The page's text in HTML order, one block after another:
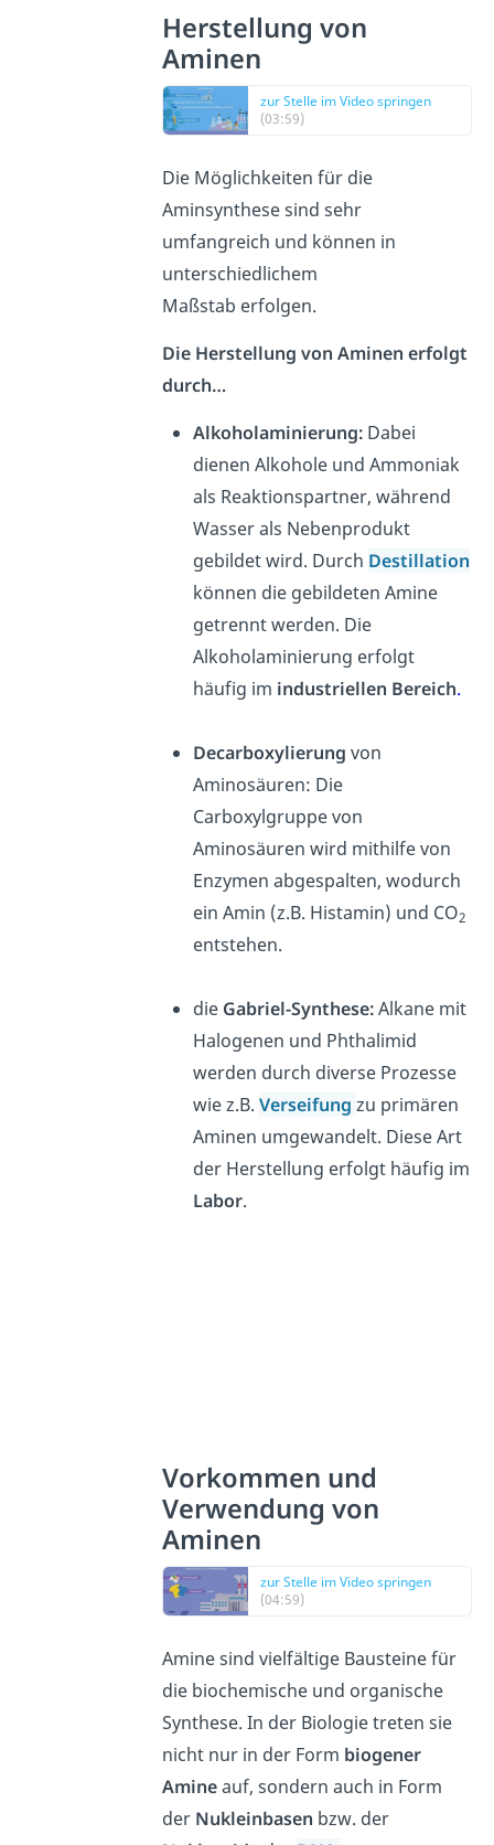
Herstellung von
Aminen
zur Stelle im Video springen
(03:59)
Die Möglichkeiten für die
Aminsynthese sind sehr
umfangreich und können in
unterschiedlichem
Maßstab erfolgen.
Die Herstellung von Aminen erfolgt
durch…
Alkoholaminierung: Dabei
dienen Alkohole und Ammoniak
als Reaktionspartner, während
Wasser als Nebenprodukt
gebildet wird. Durch Destillation
können die gebildeten Amine
getrennt werden. Die
Alkoholaminierung erfolgt
häufig im industriellen Bereich.
Decarboxylierungvon
Aminosäuren: Die
Carboxylgruppe von
Aminosäuren wird mithilfe von
Enzymen abgespalten, wodurch
ein Amin (z.B. Histamin) und CO2
entstehen.
die Gabriel-Synthese:Alkane mit
Halogenen und Phthalimid
werden durch diverse Prozesse
wie z.B.Verseifungzu primären
Aminen umgewandelt. Diese Art
der Herstellung erfolgt häufig im
Labor.
Vorkommen und
Verwendung von
Aminen
zur Stelle im Video springen
(04:59)
Amine sind vielfältige Bausteine für
die biochemische und organische
Synthese. In der Biologie treten sie
nicht nur in der Form biogener
Amineauf, sondern auch in Form
der Nukleinbasen bzw. der